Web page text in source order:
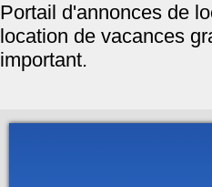
Portail d'annonces de
location de vacances
important.